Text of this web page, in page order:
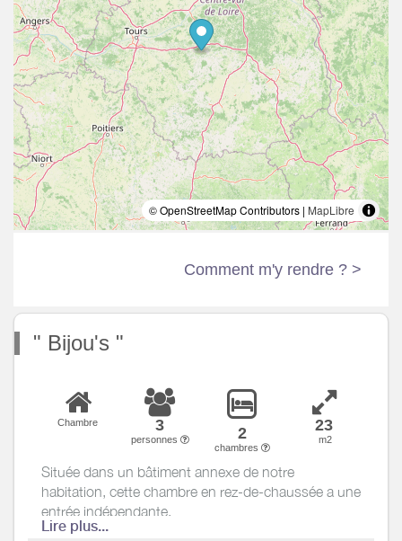
© OpenStreetMap Contributors | MapLibre
Comment m'y rendre ? >
" Bijou's "
Chambre 3
personnes 2
chambres
23
m2
Située dans un bâtiment annexe de notre
habitation, cette chambre en rez-de-chaussée a une
entrée indépendante.
Elle est composée d'un lit 160, d'un lit 1 personne
Lire plus...